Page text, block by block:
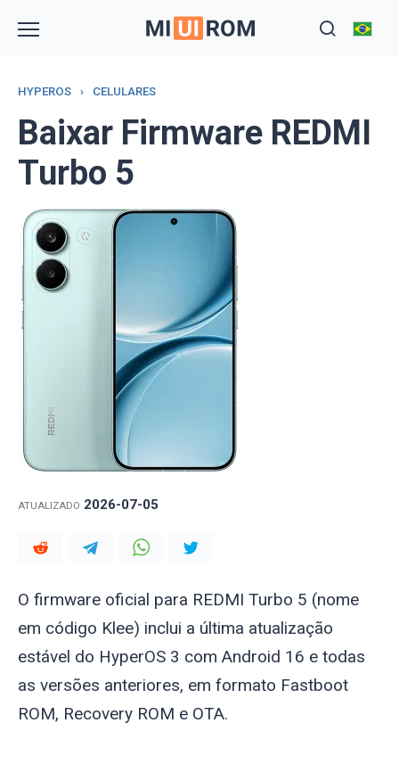
HYPEROS › CELULARES
Baixar Firmware REDMI
Turbo 5
ATUALIZADO 2026-07-05
O firmware oficial para REDMI Turbo 5 (nome
em código Klee) inclui a última atualização
estável do HyperOS 3 com Android 16 e todas
as versões anteriores, em formato Fastboot
ROM, Recovery ROM e OTA.